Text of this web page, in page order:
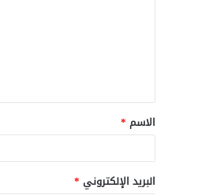
ق
*
الاسم *
البريد الإلكتروني *